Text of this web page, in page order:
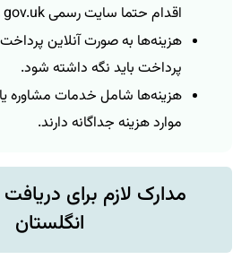
اقدام حتما سایت رسمی gov.uk را چک کنید.
هزینه‌ها به صورت آنلاین
پرداخت باید نگه داشته شود.
هزینه‌ها شامل خدمات مشاوره
موارد هزینه جداگانه دارند.
مدارک لازم برای
انگلستان